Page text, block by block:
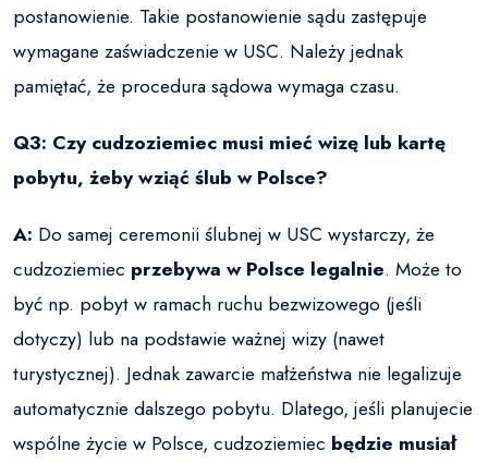
postanowienie. Takie postanowienie sądu zastępuje
wymagane zaświadczenie w USC. Należy jednak
pamiętać, że procedura sądowa wymaga czasu.
Q3: Czy cudzoziemiec musi mieć wizę lub kartę
pobytu, żeby wziąć ślub w Polsce?
A: Do samej ceremonii ślubnej w USC wystarczy, że
cudzoziemiec przebywa w Polsce legalnie. Może to
być np. pobyt w ramach ruchu bezwizowego (jeśli
dotyczy) lub na podstawie ważnej wizy (nawet
turystycznej). Jednak zawarcie małżeństwa nie legalizuje
automatycznie dalszego pobytu. Dlatego, jeśli planujecie
wspólne życie w Polsce, cudzoziemiec będzie musiał